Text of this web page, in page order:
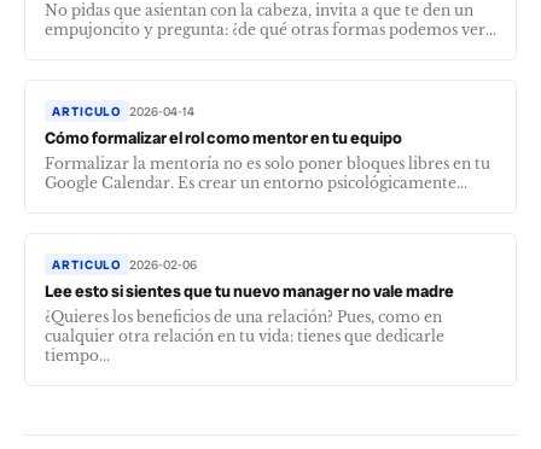
No pidas que asientan con la cabeza, invita a que te den un
empujoncito y pregunta: ¿de qué otras formas podemos ver...
ARTICULO 2026-04-14
Cómo formalizar el rol como mentor en tu equipo
Formalizar la mentoría no es solo poner bloques libres en tu
Google Calendar. Es crear un entorno psicológicamente...
ARTICULO 2026-02-06
Lee esto si sientes que tu nuevo manager no vale madre
¿Quieres los beneficios de una relación? Pues, como en
cualquier otra relación en tu vida: tienes que dedicarle
tiempo...